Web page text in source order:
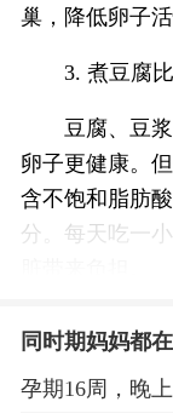
巢，降低卵子
3. 煮豆腐比
豆腐、豆浆
卵子更健康。
含不饱和脂肪
分。每天吃一
4. 避孕，一
医学研究显示
同时期妈妈都
孕期16周，晚